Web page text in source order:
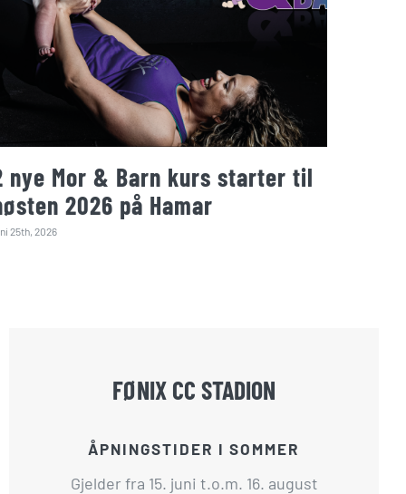
nye Mor & Barn kurs starter til
2026 på Hamar
25th, 2026
FØNIX CC STADION
ÅPNINGSTIDER I SOMMER
Gjelder fra 15. juni t.o.m. 16. august